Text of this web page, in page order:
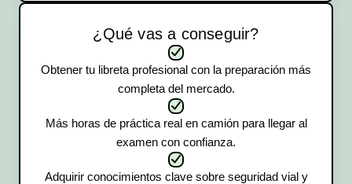
¿Qué vas a conseguir?
Obtener tu libreta profesional con la preparación más
completa del mercado.
Más horas de práctica real en camión para llegar al
examen con confianza.
Adquirir conocimientos clave sobre seguridad vial y